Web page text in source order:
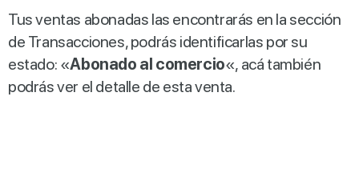
Tus ventas abonadas las encontrarás en la sección
de Transacciones, podrás identificarlas por su
estado: «Abonado al comercio«, acá también
podrás ver el detalle de esta venta.